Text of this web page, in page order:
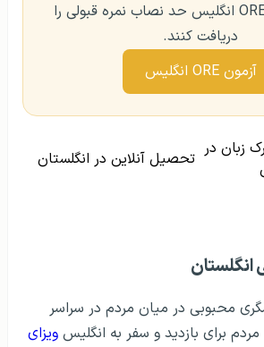
باید در آزمون ORE انگلیس حد نصاب نمره قبولی را
دریافت کنند.
آزمون ORE انگلیس
زبان در تحصیل آنلاین در انگلستان
انگلستان
محبوبی در میان مردم در سراسر
برای بازدید و سفر به انگلیس ویزای